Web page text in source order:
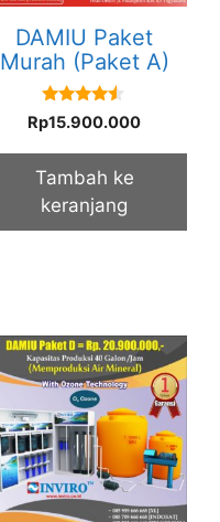
DAMIU Paket
Murah (Paket A)
4.33
out of 5
Rp15.900.000
Tambah ke
keranjang